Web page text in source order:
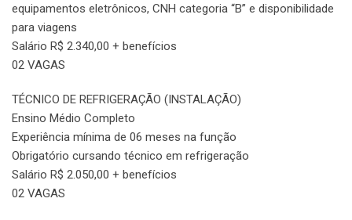
equipamentos eletrônicos, CNH categoria “B” e disponibilidade
para viagens
Salário R$ 2.340,00 + benefícios
02 VAGAS
TÉCNICO DE REFRIGERAÇÃO (INSTALAÇÃO)
Ensino Médio Completo
Experiência mínima de 06 meses na função
Obrigatório cursando técnico em refrigeração
Salário R$ 2.050,00 + benefícios
02 VAGAS